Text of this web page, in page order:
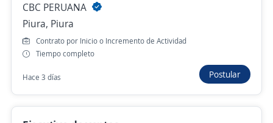
Bembos Real Plaza Piura / Atención al
Cliente / Medio Tiempo
4,2
NG Restaurants
Hace 5 horas
CBC PERUANA
Piura, Piura
Contrato por Inicio o Incremento de Actividad
Tiempo completo
Hace 3 días Postular